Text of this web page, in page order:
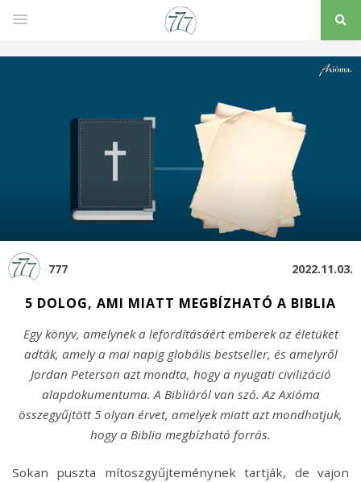
777 2022.11.03.
5 DOLOG, AMI MIATT MEGBÍZHATÓ A BIBLIA
Egy könyv, amelynek a lefordításáért emberek az életüket
adták, amely a mai napig globális bestseller, és amelyről
Jordan Peterson azt mondta, hogy a nyugati civilizáció
alapdokumentuma. A Bibliáról van szó. Az Axióma
összegyűjtött 5 olyan érvet, amelyek miatt azt mondhatjuk,
hogy a Biblia megbízható forrás.
Sokan puszta mítoszgyűjteménynek tartják, de vajon